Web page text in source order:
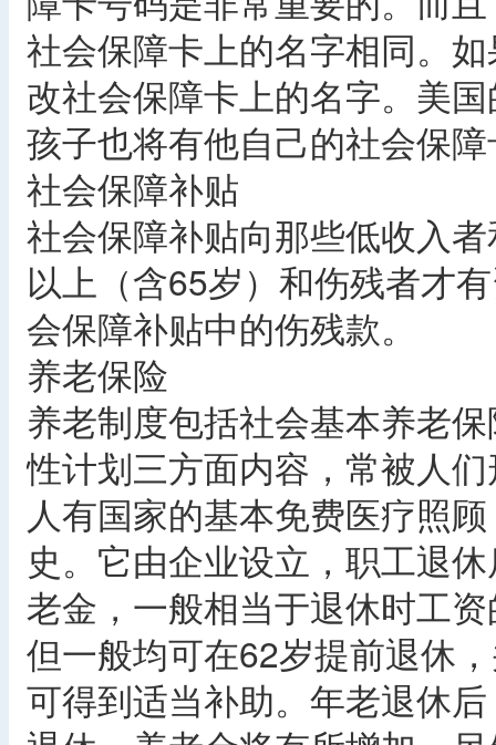
社会保障卡上的名字相同。
改社会保障卡上的名字。美
孩子也将有他自己的社会保
社会保障补贴
社会保障补贴向那些低收入
以上（含65岁）和伤残者才
会保障补贴中的伤残款。
养老保险
养老制度包括社会基本养老
性计划三方面内容，常被人
人有国家的基本免费医疗照
史。它由企业设立，职工退
老金，一般相当于退休时工
但一般均可在62岁提前退休
可得到适当补助。年老退休